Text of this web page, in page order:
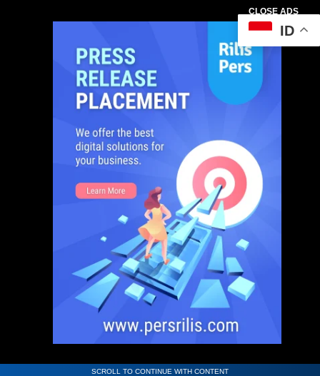
CLOSE ADS
SCROLL TO CONTINUE WITH CONTENT
ID